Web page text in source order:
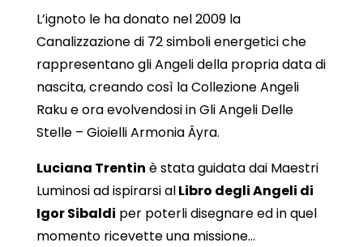
L’ignoto le ha donato nel 2009 la
Canalizzazione di 72 simboli energetici che
rappresentano gli Angeli della propria data di
nascita, creando così la Collezione Angeli
Raku e ora evolvendosi in Gli Angeli Delle
Stelle – Gioielli Armonia Âyra.
Luciana Trentin è stata guidata dai Maestri
Luminosi ad ispirarsi alLibro degli Angeli di
Igor Sibaldi per poterli disegnare ed in quel
momento ricevette una missione…